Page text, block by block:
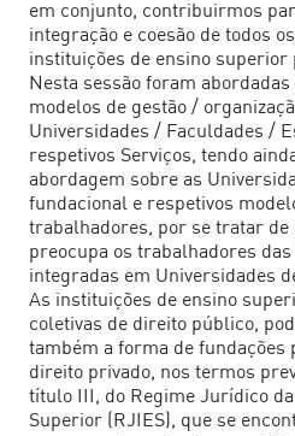
em conjunto, contribuirmos
integração e coesão de todos
instituições de ensino superior
Nesta sessão foram
modelos de gestão /
Universidades / Faculdades /
respetivos Serviços, tendo
abordagem sobre as
fundacional e respetivos
trabalhadores, por se tratar de
preocupa os trabalhadores
integradas em Universidades
As instituições de ensino
coletivas de direito público,
também a forma de fundações
direito privado, nos termos
título III, do Regime Jurídico
Superior (RJIES), que se